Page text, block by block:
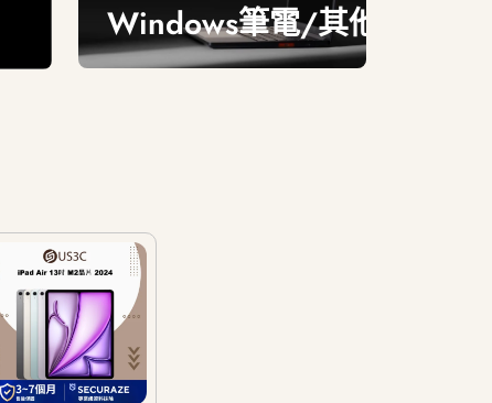
Windows筆電/其他